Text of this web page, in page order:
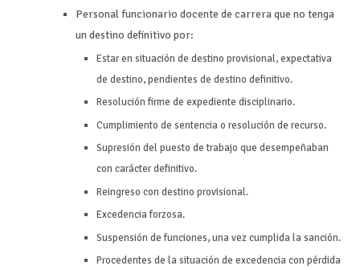
Personal funcionario docente de carrera que no tenga
un destino definitivo por:
Estar en situación de destino provisional, expectativa
de destino, pendientes de destino definitivo.
Resolución firme de expediente disciplinario.
Cumplimiento de sentencia o resolución de recurso.
Supresión del puesto de trabajo que desempeñaban
con carácter definitivo.
Reingreso con destino provisional.
Excedencia forzosa.
Suspensión de funciones, una vez cumplida la sanción.
Procedentes de la situación de excedencia con pérdida